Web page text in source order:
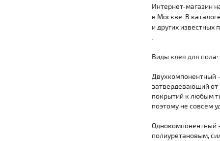
Интернет-магазин
в Москве. В
и других известных
.
Виды клея для пола:
Двухкомпонентный
затвердевающий от
покрытий к любым
поэтому не совсем
Однокомпонентный
полиуретановым,